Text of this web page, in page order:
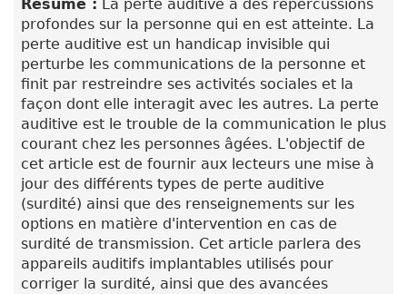
Résumé : La perte auditive a des répercussions
profondes sur la personne qui en est atteinte. La
perte auditive est un handicap invisible qui
perturbe les communications de la personne et
finit par restreindre ses activités sociales et la
façon dont elle interagit avec les autres. La perte
auditive est le trouble de la communication le plus
courant chez les personnes âgées. L'objectif de
cet article est de fournir aux lecteurs une mise à
jour des différents types de perte auditive
(surdité) ainsi que des renseignements sur les
options en matière d'intervention en cas de
surdité de transmission. Cet article parlera des
appareils auditifs implantables utilisés pour
corriger la surdité, ainsi que des avancées